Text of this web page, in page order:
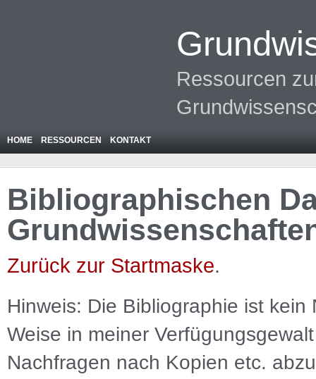
Ressourcen
HOME RESSOURCEN KONTAKT
Bibliographischen
Zurück zur Startmaske.
Hinweis: Die Bibliographie ist kein
Weise in meiner
Nachfragen nach Kopien etc.